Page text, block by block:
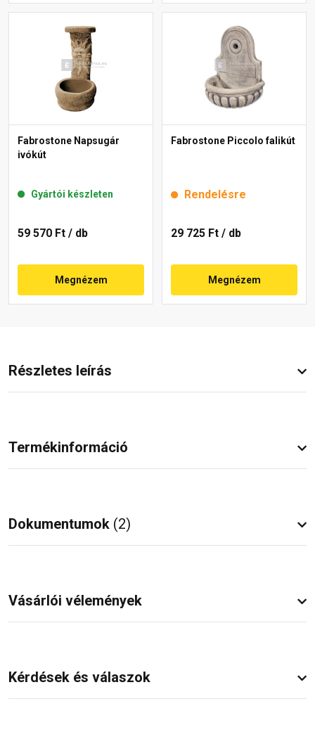
Fabrostone Napsugár
ivókút
Gyártói készleten
59 570 Ft / db
Megnézem
Fabrostone Piccolo falikút
Rendelésre
29 725 Ft / db
Megnézem
Részletes leírás
Termékinformáció
Dokumentumok (2)
Vásárlói vélemények
Kérdések és válaszok